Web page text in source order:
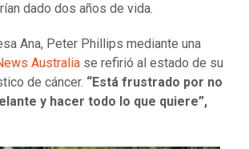
dado dos años de vida.
Ana, Peter Phillips mediante una
Australia se refirió al estado de su
de cáncer. “Está frustrado por no
y hacer todo lo que quiere”,